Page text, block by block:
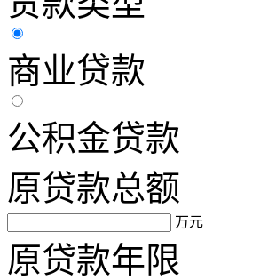
商业贷款
公积金贷款
原贷款总额
万元
原贷款年限